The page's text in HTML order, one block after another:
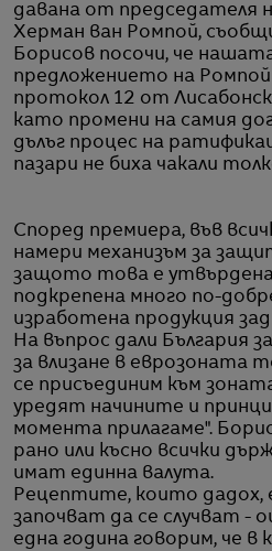
давана от председателя
Херман ван Ромпой,
Борисов посочи, че
предложението на Ромпой
протокол 12 от
като промени на самия
дълъг процес на
пазари не биха чакали
Според премиера, във
намери механизъм за
защото това е утвърдена
подкрепена много по-
изработена продукция зад
На въпрос дали България
за влизане в еврозоната
се присъединим към
уредят начините и
момента прилагаме".
рано или късно всички
имат единна валута.
Рецептите, които дадох,
започват да се случват -
една година говорим, че